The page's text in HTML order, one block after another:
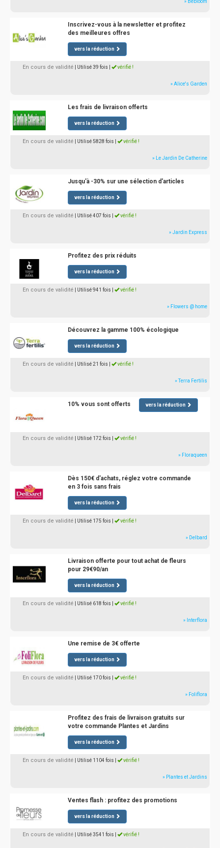
» Bebloom
Inscrivez-vous à la newsletter et profitez
des meilleures offres
vers la réduction
En cours de validité | Utilisé 39 fois vérifié !
» Alice's Garden
Les frais de livraison offerts
vers la réduction
En cours de validité | Utilisé 5828 fois vérifié !
» Le Jardin De Catherine
Jusqu'à -30% sur une sélection d'articles
vers la réduction
En cours de validité | Utilisé 407 fois vérifié !
» Jardin Express
Profitez des prix réduits
vers la réduction
En cours de validité | Utilisé 941 fois vérifié !
» Flowers @ home
Découvrez la gamme 100% écologique
vers la réduction
En cours de validité | Utilisé 21 fois vérifié !
» Terra Fertilis
10% vous sont offerts vers la réduction
En cours de validité | Utilisé 172 fois vérifié !
» Floraqueen
Dès 150€ d'achats, réglez votre commande
en 3 fois sans frais
vers la réduction
En cours de validité | Utilisé 175 fois vérifié !
» Delbard
Livraison offerte pour tout achat de fleurs
pour 29€90/an
vers la réduction
En cours de validité | Utilisé 618 fois vérifié !
» Interflora
Une remise de 3€ offerte
vers la réduction
En cours de validité | Utilisé 170 fois vérifié !
» Foliflora
Profitez des frais de livraison gratuits sur
votre commande Plantes et Jardins
vers la réduction
En cours de validité | Utilisé 1104 fois vérifié !
» Plantes et Jardins
Ventes flash : profitez des promotions
vers la réduction
En cours de validité | Utilisé 3541 fois vérifié !